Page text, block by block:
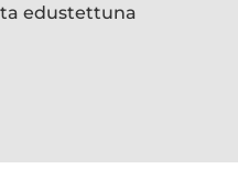
edustettuna